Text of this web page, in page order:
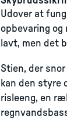
Udover at
opbevaring og
lavt, men det
Stien, der
kan den styre
risleeng, en